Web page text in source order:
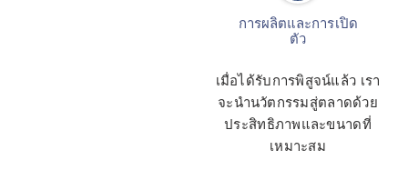
การผลิตและการเปิด
ตัว
เมื่อได้รับการพิสูจน์แล้ว เรา
จะนำนวัตกรรมสู่ตลาดด้วย
ประสิทธิภาพและขนาดที่
เหมาะสม